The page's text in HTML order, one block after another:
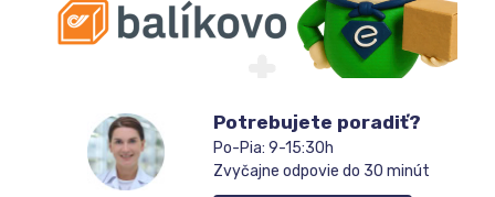
Potrebujete poradiť?
Po-Pia: 9-15:30h
Zvyčajne odpovie do 30 minút